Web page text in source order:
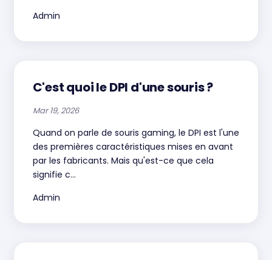
Admin
C'est quoi le DPI d'une souris ?
Mar 19, 2026
Quand on parle de souris gaming, le DPI est l'une
des premières caractéristiques mises en avant
par les fabricants. Mais qu'est-ce que cela
signifie c...
Admin